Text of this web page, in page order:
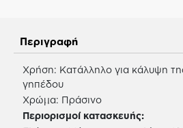
Περιγραφή
Χρήση: Κατάλληλο για κάλυψη
γηπέδου
Χρώμα: Πράσινο
Περιορισμοί κατασκευής: